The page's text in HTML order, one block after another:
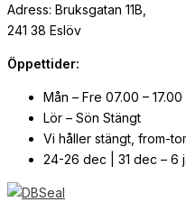
Adress: Bruksgatan 11B,
241 38 Eslöv
Öppettider:
Mån – Fre 07.00 – 17.00
Lör – Sön Stängt
Vi håller stängt, from-
24-26 dec | 31 dec – 6